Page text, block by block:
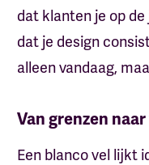
dat klanten je op
dat je design
alleen vandaag,
Van grenzen
Een blanco vel lijkt